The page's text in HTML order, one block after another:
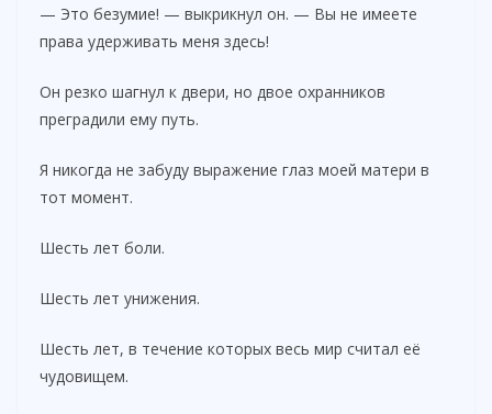
— Это безумие! — выкрикнул он. — Вы не имеете
права удерживать меня здесь!
Он резко шагнул к двери, но двое охранников
преградили ему путь.
Я никогда не забуду выражение глаз моей матери в
тот момент.
Шесть лет боли.
Шесть лет унижения.
Шесть лет, в течение которых весь мир считал её
чудовищем.